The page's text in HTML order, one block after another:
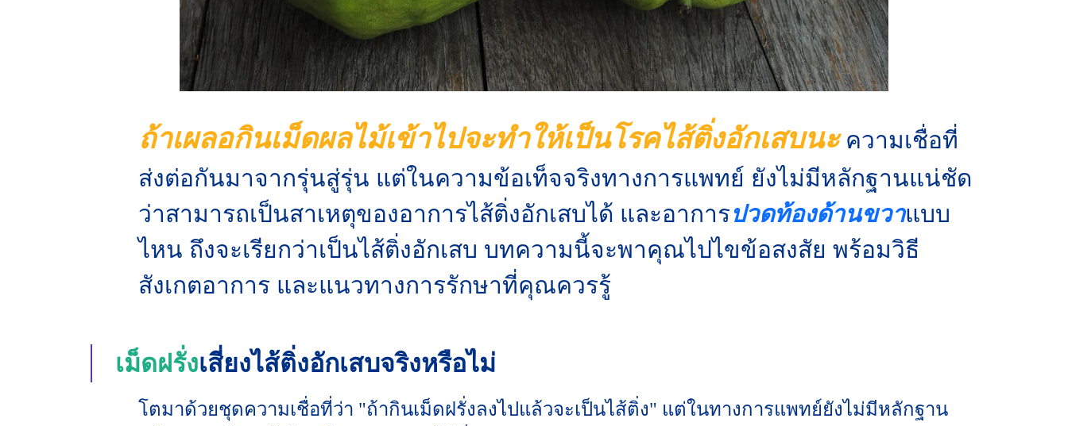
ถ้าเผลอกินเม็ดผลไม้เข้าไปจะทำให้เป็นโรคไส้ติ่งอักเสบนะ ความเชื่อที่
ส่งต่อกันมาจากรุ่นสู่รุ่น แต่ในความข้อเท็จจริงทางการแพทย์ ยังไม่มีหลักฐานแน่ชัด
ว่าสามารถเป็นสาเหตุของอาการไส้ติ่งอักเสบได้ และอาการปวดท้องด้านขวาแบบ
ไหน ถึงจะเรียกว่าเป็นไส้ติ่งอักเสบ บทความนี้จะพาคุณไปไขข้อสงสัย พร้อมวิธี
สังเกตอาการ และแนวทางการรักษาที่คุณควรรู้
เม็ดฝรั่งเสี่ยงไส้ติ่งอักเสบจริงหรือไม่
โตมาด้วยชุดความเชื่อที่ว่า "ถ้ากินเม็ดฝรั่งลงไปแล้วจะเป็นไส้ติ่ง" แต่ในทางการแพทย์ยังไม่มีหลักฐาน